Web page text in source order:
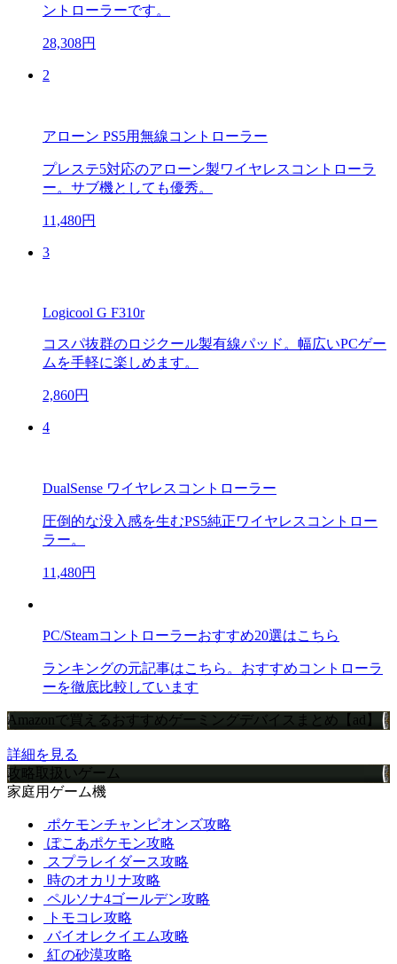
ントローラーです。
28,308円
2
アローン PS5用無線コントローラー
プレステ5対応のアローン製ワイヤレスコントローラ
ー。サブ機としても優秀。
11,480円
3
Logicool G F310r
コスパ抜群のロジクール製有線パッド。幅広いPCゲー
ムを手軽に楽しめます。
2,860円
4
DualSense ワイヤレスコントローラー
圧倒的な没入感を生むPS5純正ワイヤレスコントロー
ラー。
11,480円
PC/Steamコントローラーおすすめ20選はこちら
ランキングの元記事はこちら。おすすめコントローラ
ーを徹底比較しています
Amazonで買えるおすすめゲーミングデバイスまとめ【ad】
詳細を見る
攻略取扱いゲーム
家庭用ゲーム機
ポケモンチャンピオンズ攻略
ぽこあポケモン攻略
スプラレイダース攻略
時のオカリナ攻略
ペルソナ4ゴールデン攻略
トモコレ攻略
バイオレクイエム攻略
紅の砂漠攻略